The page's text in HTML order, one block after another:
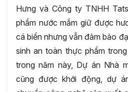
Hưng và Công ty TNHH
phẩm nước mắm giữ được
cá biển nhưng vẫn đảm bảo
sinh an toàn thực phẩm
trong năm này, Dự án Nhà
cũng được khởi động, dự